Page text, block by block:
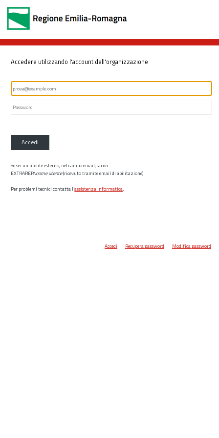
Accedere utilizzando l'account dell'organizzazione
Accedi
Se sei un utente esterno, nel campo email, scrivi
EXTRARER\nome utente(ricevuto tramite email di abilitazione)
Per problemi tecnici contatta l’assistenza informatica.
Accedi Recupera password Modifica password